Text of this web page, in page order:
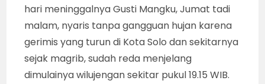
hari meninggalnya Gusti Mangku, Jumat tadi
malam, nyaris tanpa gangguan hujan karena
gerimis yang turun di Kota Solo dan sekitarnya
sejak magrib, sudah reda menjelang
dimulainya wilujengan sekitar pukul 19.15 WIB.